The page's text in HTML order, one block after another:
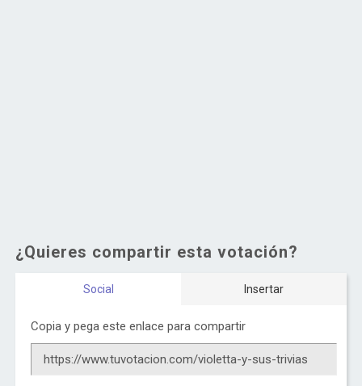
¿Quieres compartir esta votación?
Social Insertar
Copia y pega este enlace para compartir